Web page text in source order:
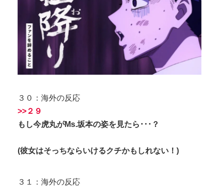
３０：海外の反応
>>２９
もし今虎丸がMs.坂本の姿を見たら･･･？
(彼女はそっちならいけるクチかもしれない！)
３１：海外の反応